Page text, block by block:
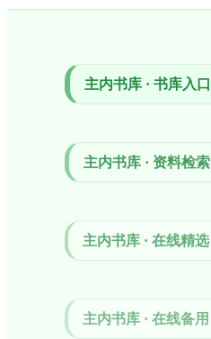
主内书库 · 书库入口
主内书库 · 资料检索
主内书库 · 在线精选
主内书库 · 在线备用